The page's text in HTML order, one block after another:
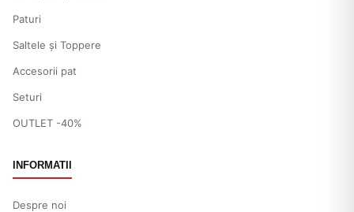
Paturi
Saltele și Toppere
Accesorii pat
Seturi
OUTLET -40%
INFORMATII
Despre noi